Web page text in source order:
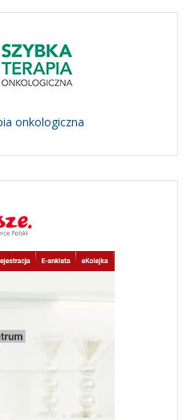
onkologiczna